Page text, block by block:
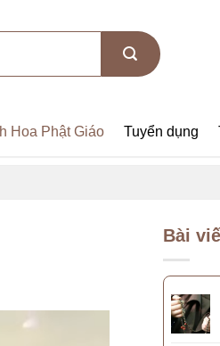
Hoa Phật Giáo Tuyển dụng
Bài